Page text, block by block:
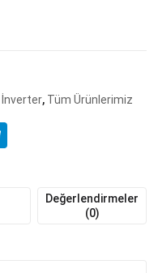
İnverter, Tüm Ürünlerimiz
Değerlendirmeler
(0)